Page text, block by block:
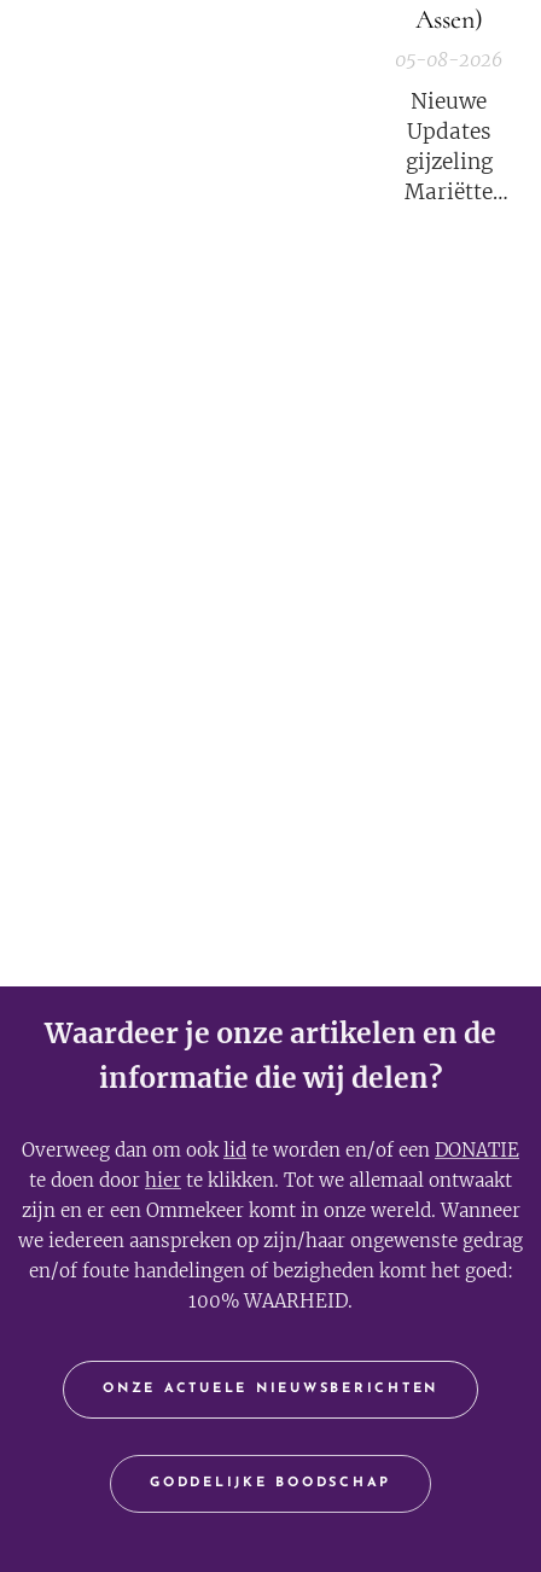
Assen)
05-08-2026
Nieuwe
Updates
gijzeling
Mariëtte
Waardeer je onze artikelen en de
informatie die wij delen?
Overweeg dan om ooklid te worden en/of een DONATIE
te doen door hier te klikken. Tot we allemaal ontwaakt
zijn en er een Ommekeer komt in onze wereld. Wanneer
we iedereen aanspreken op zijn/haar ongewenste gedrag
en/of foute handelingen of bezigheden komt het goed:
100% WAARHEID.
ONZE ACTUELE NIEUWSBERICHTEN
GODDELIJKE BOODSCHAP